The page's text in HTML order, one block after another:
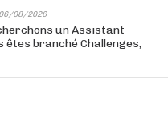
06/08/2026
un Assistant
êtes branché Challenges,